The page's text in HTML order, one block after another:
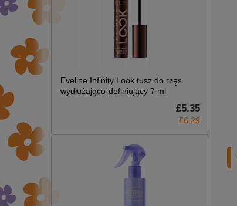
Eveline Infinity Look tusz do rzęs
wydłużająco-definiujący 7 ml
£5.35
£6.29